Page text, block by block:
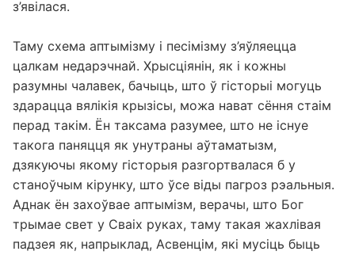
з’явілася.
Таму схема аптымізму і песімізму з’яўляецца
цалкам недарэчнай. Хрысціянін, як і кожны
разумны чалавек, бачыць, што ў гісторыі могуць
здарацца вялікія крызісы, можа нават сёння стаім
перад такім. Ён таксама разумее, што не існуе
такога паняцця як унутраны аўтаматызм,
дзякуючы якому гісторыя разгортвалася б у
станоўчым кірунку, што ўсе віды пагроз рэальныя.
Аднак ён захоўвае аптымізм, верачы, што Бог
трымае свет у Сваіх руках, таму такая жахлівая
падзея як, напрыклад, Асвенцім, які мусіць быць